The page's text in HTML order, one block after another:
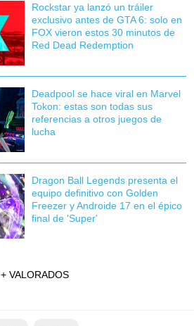
Rockstar ya lanzó un tráiler
exclusivo antes de GTA 6: solo en
FOX vieron estos 30 minutos de
Red Dead Redemption
Deadpool se hace viral en Marvel
Tokon: estas son todas sus
referencias a otros juegos de
lucha
Dragon Ball Legends presenta el
equipo definitivo con Golden
Freezer y Androide 17 en el épico
final de 'Super'
+ VALORADOS